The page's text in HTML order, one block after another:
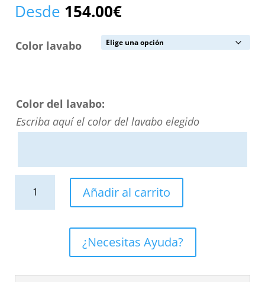
Desde 154.00€
Color lavabo
Color del lavabo:
Escriba aquí el color del lavabo elegido
Surface
Añadir al carrito
¿Necesitas Ayuda?